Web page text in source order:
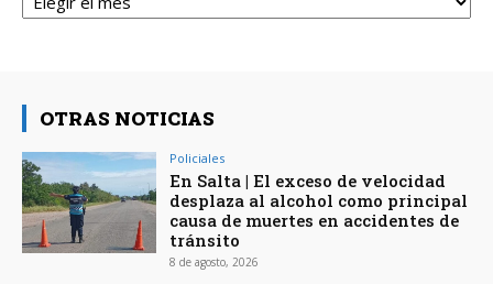
OTRAS NOTICIAS
Policiales
En Salta | El exceso de velocidad
desplaza al alcohol como principal
causa de muertes en accidentes de
tránsito
8 de agosto, 2026